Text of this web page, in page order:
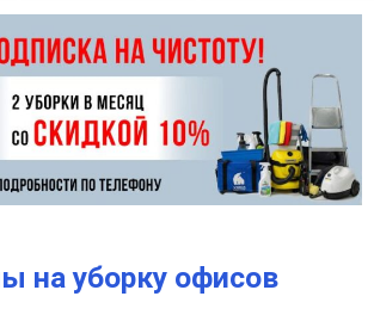
на уборку офисов